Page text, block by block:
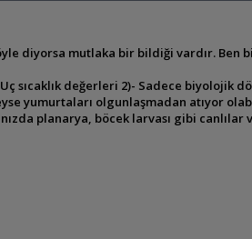
diyorsa mutlaka bir bildiği vardır. Ben
sıcaklık değerleri 2)- Sadece biyolojik
yumurtaları olgunlaşmadan atıyor
planarya, böcek larvası gibi